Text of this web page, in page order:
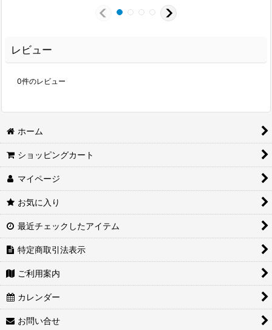
レビュー
0件のレビュー
ホーム
ショッピングカート
マイページ
お気に入り
最近チェックしたアイテム
特定商取引法表示
ご利用案内
カレンダー
お問い合せ